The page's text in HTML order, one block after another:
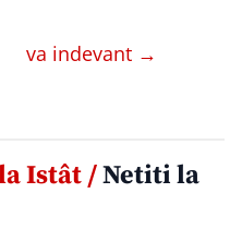
va indevant →
Istât /Netiti la